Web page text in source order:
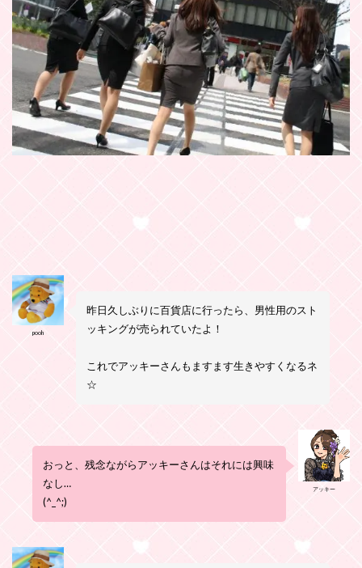
pooh
昨日久しぶりに百貨店に行ったら、男性用のスト
ッキングが売られていたよ！
これでアッキーさんもますます生きやすくなるネ
☆
アッキー
おっと、残念ながらアッキーさんはそれには興味
なし…
(^_^;)